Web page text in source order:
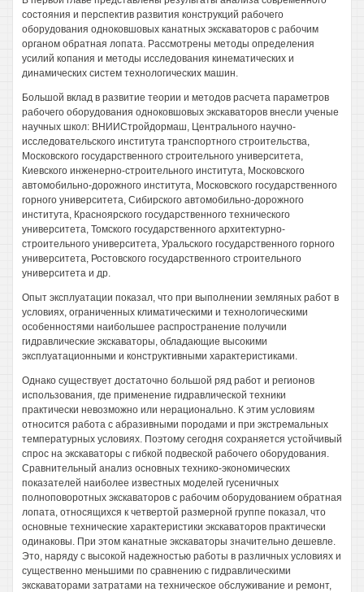
состояния и перспектив развития конструкций рабочего
оборудования одноковшовых канатных экскаваторов с рабочим
органом обратная лопата. Рассмотрены методы определения
усилий копания и методы исследования кинематических и
динамических систем технологических машин.
Большой вклад в развитие теории и методов расчета параметров
рабочего оборудования одноковшовых экскаваторов внесли ученые
научных школ: ВНИИСтройдормаш, Центрального научно-
исследовательского института транспортного строительства,
Московского государственного строительного университета,
Киевского инженерно-строительного института, Московского
автомобильно-дорожного института, Московского государственного
горного университета, Сибирского автомобильно-дорожного
института, Красноярского государственного технического
университета, Томского государственного архитектурно-
строительного университета, Уральского государственного горного
университета, Ростовского государственного строительного
университета и др.
Опыт эксплуатации показал, что при выполнении земляных работ в
условиях, ограниченных климатическими и технологическими
особенностями наибольшее распространение получили
гидравлические экскаваторы, обладающие высокими
эксплуатационными и конструктивными характеристиками.
Однако существует достаточно большой ряд работ и регионов
использования, где применение гидравлической техники
практически невозможно или нерационально. К этим условиям
относится работа с абразивными породами и при экстремальных
температурных условиях. Поэтому сегодня сохраняется устойчивый
спрос на экскаваторы с гибкой подвеской рабочего оборудования.
Сравнительный анализ основных технико-экономических
показателей наиболее известных моделей гусеничных
полноповоротных экскаваторов с рабочим оборудованием обратная
лопата, относящихся к четвертой размерной группе показал, что
основные технические характеристики экскаваторов практически
одинаковы. При этом канатные экскаваторы значительно дешевле.
Это, наряду с высокой надежностью работы в различных условиях и
существенно меньшими по сравнению с гидравлическими
экскаваторами затратами на техническое обслуживание и ремонт,